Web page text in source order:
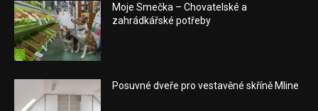
Moje Smečka – Chovatelské a
zahrádkářské potřeby
Posuvné dveře pro vestavěné skříně Mline